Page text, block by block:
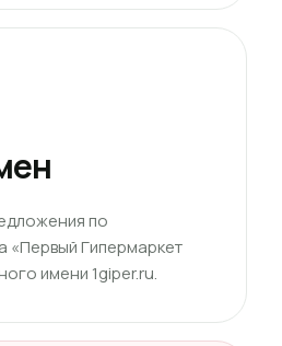
по
Гипермаркет
имени 1giper.ru.